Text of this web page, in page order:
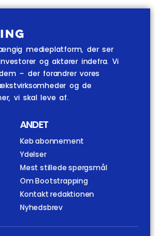
medieplatform, der ser
og aktører indefra. Vi
– der forandrer vores
og de
vi skal leve af.
ANDET
Køb abonnement
Ydelser
Mest stillede spørgsmål
Om Bootstrapping
Kontakt redaktionen
Nyhedsbrev